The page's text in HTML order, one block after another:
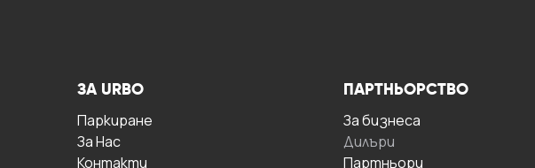
ЗА URBO
Паркиране
За Hас
Контакти
ПАРТНЬОРСТВО
За бизнесa
Дилъри
Партньори